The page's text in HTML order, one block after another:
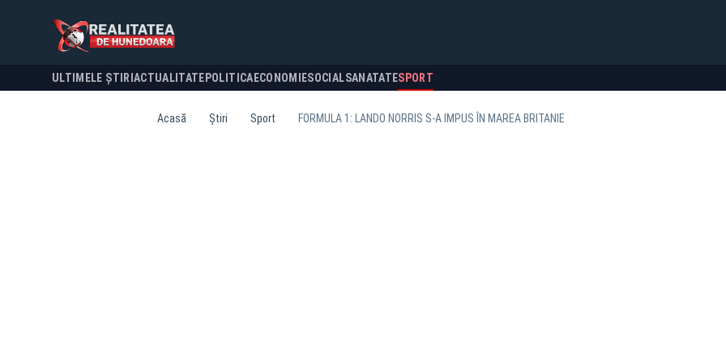
ULTIMELE ȘTIRI ACTUALITATE POLITICA ECONOMIESOCIALSANATATESPORT
Acasă Știri Sport FORMULA 1: LANDO NORRIS S-A IMPUS ÎN MAREA BRITANIE